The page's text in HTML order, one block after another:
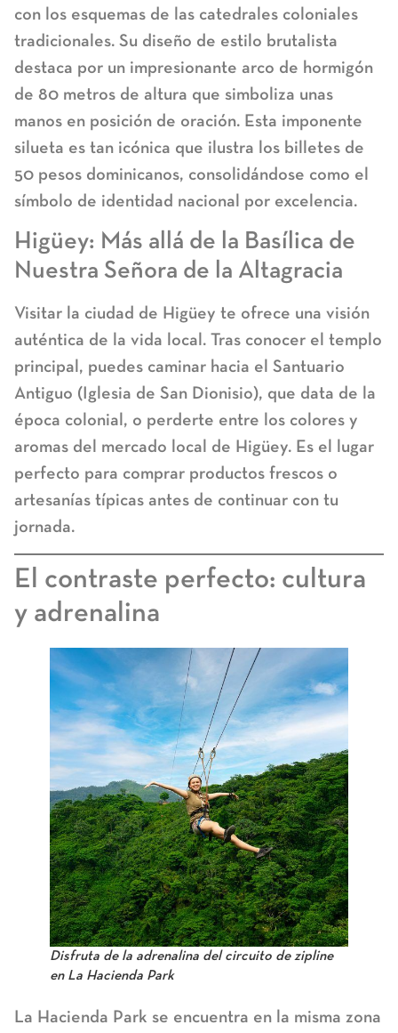
con los esquemas de las catedrales coloniales
tradicionales. Su diseño de estilo brutalista
destaca por un impresionante arco de hormigón
de 80 metros de altura que simboliza unas
manos en posición de oración. Esta imponente
silueta es tan icónica que ilustra los billetes de
50 pesos dominicanos, consolidándose como el
símbolo de identidad nacional por excelencia.
Higüey: Más allá de la Basílica de
Nuestra Señora de la Altagracia
Visitar la ciudad de Higüey te ofrece una visión
auténtica de la vida local. Tras conocer el templo
principal, puedes caminar hacia el Santuario
Antiguo (Iglesia de San Dionisio), que data de la
época colonial, o perderte entre los colores y
aromas del mercado local de Higüey. Es el lugar
perfecto para comprar productos frescos o
artesanías típicas antes de continuar con tu
jornada.
El contraste perfecto: cultura
y adrenalina
Disfruta de la adrenalina del circuito de zipline
en La Hacienda Park
La Hacienda Park se encuentra en la misma zona